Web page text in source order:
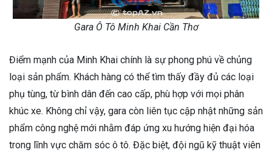
Gara Ô Tô Minh Khai Cần Thơ
Điểm mạnh của Minh Khai chính là sự phong phú về chủng
loại sản phẩm. Khách hàng có thể tìm thấy đầy đủ các loại
phụ tùng, từ bình dân đến cao cấp, phù hợp với mọi phân
khúc xe. Không chỉ vậy, gara còn liên tục cập nhật những sản
phẩm công nghệ mới nhằm đáp ứng xu hướng hiện đại hóa
trong lĩnh vực chăm sóc ô tô. Đặc biệt, đội ngũ kỹ thuật viên